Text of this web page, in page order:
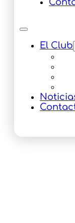
El Club